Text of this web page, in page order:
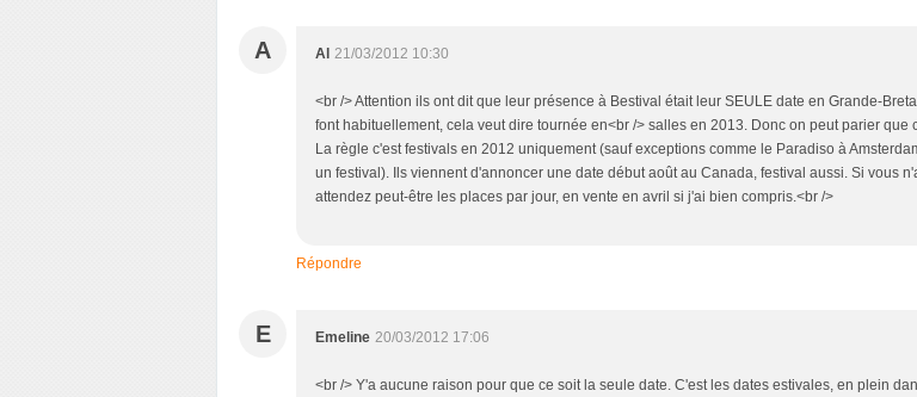
A Al 21/03/2012 10:30
<br /> Attention ils ont dit que leur présence à Bestival était leur SEULE date en Grande-
font habituellement, cela veut dire tournée en<br /> salles en 2013. Donc on peut parier
La règle c'est festivals en 2012 uniquement (sauf exceptions comme le Paradiso à
un festival). Ils viennent d'annoncer une date début août au Canada, festival aussi. Si vous
attendez peut-être les places par jour, en vente en avril si j'ai bien compris.<br />
Répondre
E Emeline 20/03/2012 17:06
<br /> Y'a aucune raison pour que ce soit la seule date. C'est les dates estivales, en plein